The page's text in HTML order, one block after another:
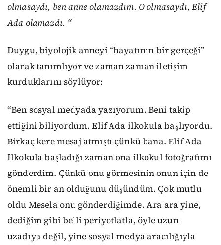
olmasaydı, ben anne olamazdım. O olmasaydı, Elif
Ada olamazdı. “
Duygu, biyolojik anneyi “hayatının bir gerçeği”
olarak tanımlıyor ve zaman zaman iletişim
kurduklarını söylüyor:
“Ben sosyal medyada yazıyorum. Beni takip
ettiğini biliyordum. Elif Ada ilkokula başlıyordu.
Birkaç kere mesaj atmıştı çünkü bana. Elif Ada
Ilkokula başladığı zaman ona ilkokul fotoğrafımı
gönderdim. Çünkü onu görmesinin onun için de
önemli bir an olduğunu düşündüm. Çok mutlu
oldu Mesela onu gönderdiğimde. Ara ara yine,
dediğim gibi belli periyotlatla, öyle uzun
uzadıya değil, yine sosyal medya aracılığıyla